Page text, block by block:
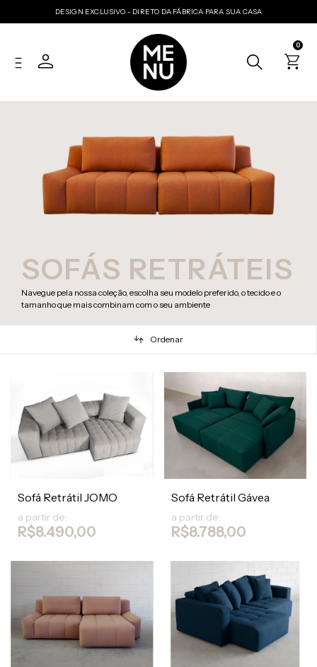
DESIGN EXCLUSIVO - DIRETO DA FÁBRICA PARA SUA CASA
0
SOFÁS RETRÁTEIS
Navegue pela nossa coleção, escolha seu modelo preferido, o tecido e o
tamanho que mais combinam com o seu ambiente
Ordenar
Sofá Retrátil JOMO
a partir de:
R$8.490,00
Sofá Retrátil Gávea
a partir de:
R$8.788,00